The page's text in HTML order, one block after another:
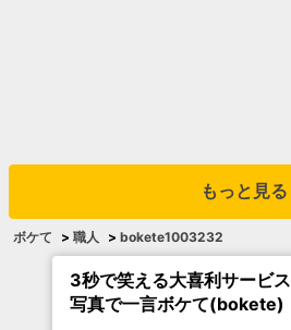
もっと見る
ボケて > 職人 > bokete1003232
3秒で笑える大喜利サービス
写真で一言ボケて(bokete)